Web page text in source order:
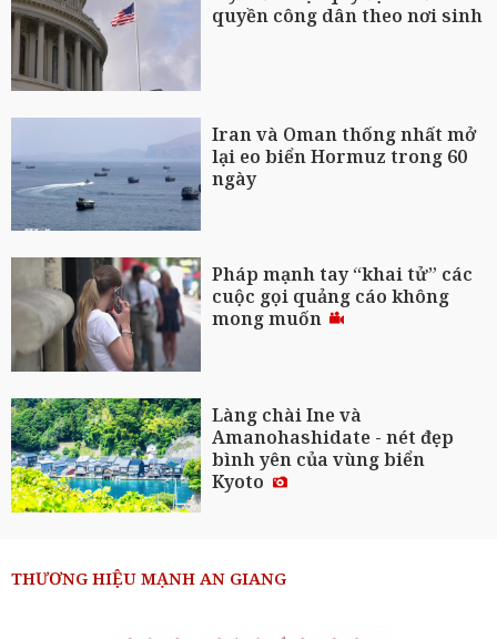
quyền công dân theo nơi sinh
Iran và Oman thống nhất mở
lại eo biển Hormuz trong 60
ngày
Pháp mạnh tay “khai tử” các
cuộc gọi quảng cáo không
mong muốn
Làng chài Ine và
Amanohashidate - nét đẹp
bình yên của vùng biển
Kyoto
THƯƠNG HIỆU MẠNH AN GIANG